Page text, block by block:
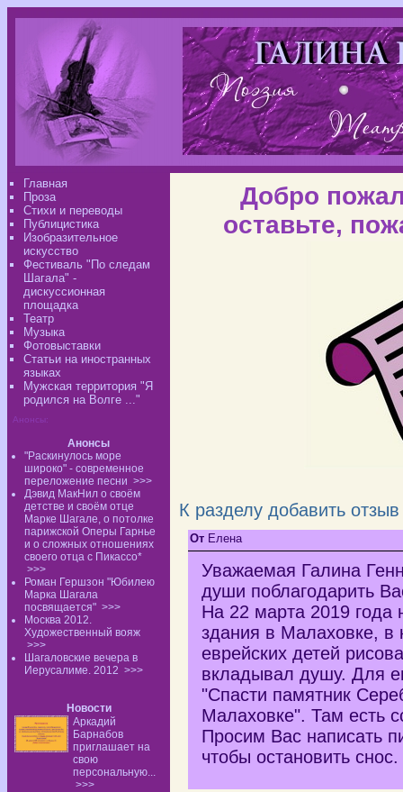
Главная
Проза
Стихи и переводы
Публицистика
Изобразительное
искусство
Фестиваль "По следам
Шагала" -
дискуссионная
площадка
Театр
Музыка
Фотовыставки
Статьи на иностранных
языках
Мужская территория "Я
родился на Волге ..."
Анонсы:
Анонсы
"Раскинулось море
широко" - современное
переложение песни >>>
Дэвид МакНил о своём
детстве и своём отце
Марке Шагале, о потолке
парижской Оперы Гарнье
и о сложных отношениях
своего отца с Пикассо*
>>>
Роман Гершзон "Юбилею
Марка Шагала
посвящается" >>>
Москва 2012.
Художественный вояж
>>>
Шагаловские вечера в
Иерусалиме. 2012 >>>
Новости
Аркадий
Барнабов
приглашает на
свою
персональную...
>>>
Добро
оставьте,
К разделу добавить отзыв
От Елена
Уважаемая Галина
души поблагодарить
На 22 марта 2019 года
здания в Малаховке, в
еврейских детей
вкладывал душу. Для
"Спасти памятник
Малаховке". Там есть
Просим Вас написать
чтобы остановить снос.